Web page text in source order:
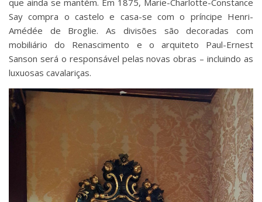
que ainda se mantém. Em 1875, Marie-Charlotte-Constance
Say compra o castelo e casa-se com o príncipe Henri-
Amédée de Broglie. As divisões são decoradas com
mobiliário do Renascimento e o arquiteto Paul-Ernest
Sanson será o responsável pelas novas obras – incluindo as
luxuosas cavalariças.